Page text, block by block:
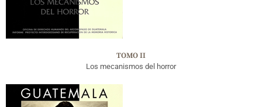
TOMO II
Los mecanismos del horror